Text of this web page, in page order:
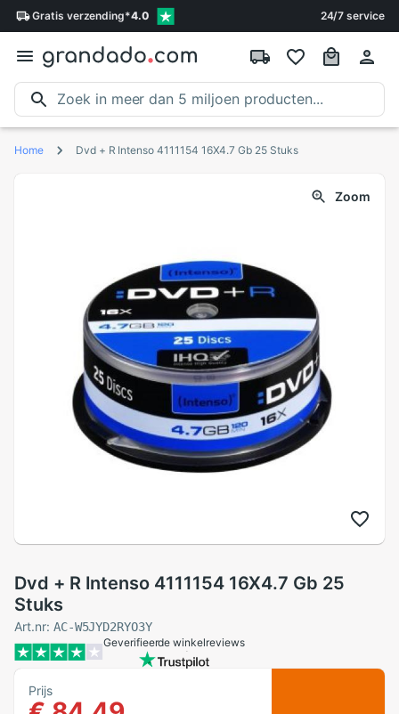
Gratis verzending*4.0 24/7 service
Home Dvd + R Intenso 4111154 16X4.7 Gb 25 Stuks
Zoom
Dvd + R Intenso 4111154 16X4.7 Gb 25
Stuks
Art.nr: AC-W5JYD2RYO3Y
Geverifieerde winkelreviews
Prijs